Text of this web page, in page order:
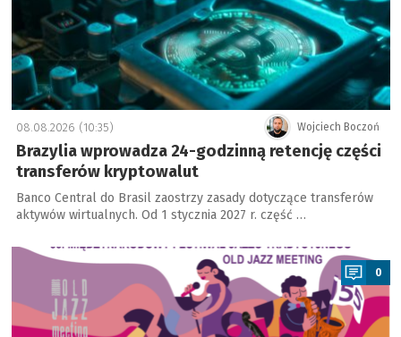
Wojciech Boczoń
08.08.2026 (10:35)
Brazylia wprowadza 24-godzinną retencję części
transferów kryptowalut
Banco Central do Brasil zaostrzy zasady dotyczące transferów
aktywów wirtualnych. Od 1 stycznia 2027 r. część …
a
0